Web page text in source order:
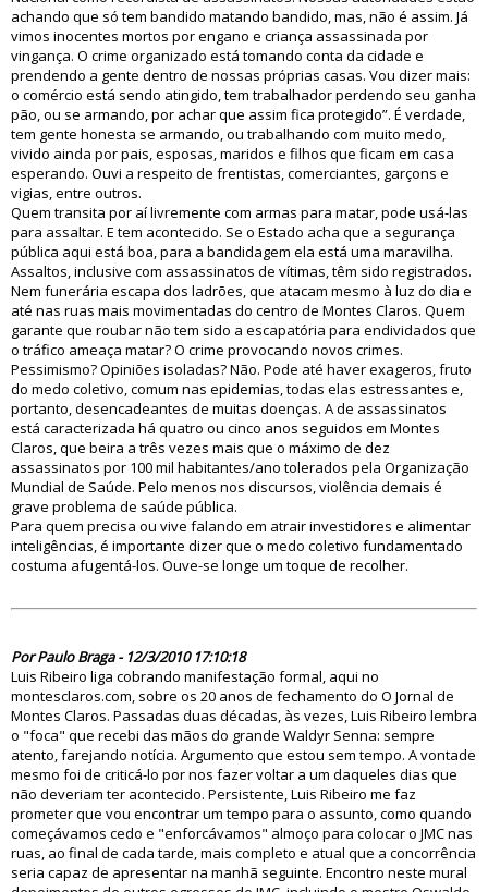
achando que só tem bandido matando bandido, mas, não é assim. Já
vimos inocentes mortos por engano e criança assassinada por
vingança. O crime organizado está tomando conta da cidade e
prendendo a gente dentro de nossas próprias casas. Vou dizer mais:
o comércio está sendo atingido, tem trabalhador perdendo seu ganha
pão, ou se armando, por achar que assim fica protegido”. É verdade,
tem gente honesta se armando, ou trabalhando com muito medo,
vivido ainda por pais, esposas, maridos e filhos que ficam em casa
esperando. Ouvi a respeito de frentistas, comerciantes, garçons e
vigias, entre outros.
Quem transita por aí livremente com armas para matar, pode usá-las
para assaltar. E tem acontecido. Se o Estado acha que a segurança
pública aqui está boa, para a bandidagem ela está uma maravilha.
Assaltos, inclusive com assassinatos de vítimas, têm sido registrados.
Nem funerária escapa dos ladrões, que atacam mesmo à luz do dia e
até nas ruas mais movimentadas do centro de Montes Claros. Quem
garante que roubar não tem sido a escapatória para endividados que
o tráfico ameaça matar? O crime provocando novos crimes.
Pessimismo? Opiniões isoladas? Não. Pode até haver exageros, fruto
do medo coletivo, comum nas epidemias, todas elas estressantes e,
portanto, desencadeantes de muitas doenças. A de assassinatos
está caracterizada há quatro ou cinco anos seguidos em Montes
Claros, que beira a três vezes mais que o máximo de dez
assassinatos por 100 mil habitantes/ano tolerados pela Organização
Mundial de Saúde. Pelo menos nos discursos, violência demais é
grave problema de saúde pública.
Para quem precisa ou vive falando em atrair investidores e alimentar
inteligências, é importante dizer que o medo coletivo fundamentado
costuma afugentá-los. Ouve-se longe um toque de recolher.
Por Paulo Braga - 12/3/2010 17:10:18
Luis Ribeiro liga cobrando manifestação formal, aqui no
montesclaros.com, sobre os 20 anos de fechamento do O Jornal de
Montes Claros. Passadas duas décadas, às vezes, Luis Ribeiro lembra
o "foca" que recebi das mãos do grande Waldyr Senna: sempre
atento, farejando notícia. Argumento que estou sem tempo. A vontade
mesmo foi de criticá-lo por nos fazer voltar a um daqueles dias que
não deveriam ter acontecido. Persistente, Luis Ribeiro me faz
prometer que vou encontrar um tempo para o assunto, como quando
começávamos cedo e "enforcávamos" almoço para colocar o JMC nas
ruas, ao final de cada tarde, mais completo e atual que a concorrência
seria capaz de apresentar na manhã seguinte. Encontro neste mural